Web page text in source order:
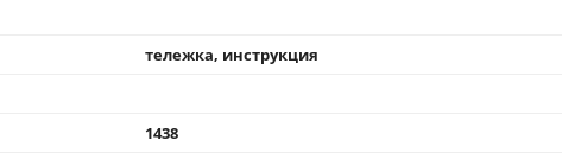
тележка, инструкция
1438